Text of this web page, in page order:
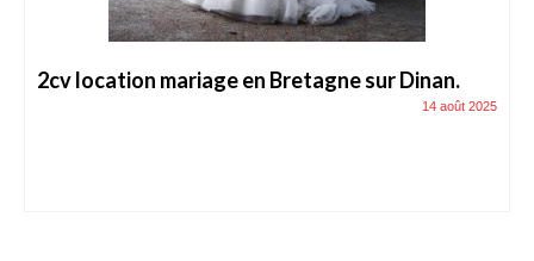
2cv location mariage en Bretagne sur Dinan.
14 août 2025